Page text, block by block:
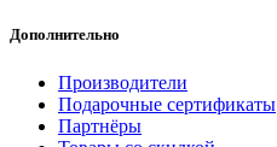
Дополнительно
Производители
Подарочные сертификаты
Партнёры